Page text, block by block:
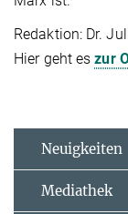
Redaktion: Dr.
Hier geht eszur
Neuigkeiten
Mediathek